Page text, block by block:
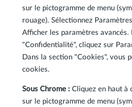
sur le pictogramme de menu
rouage). Sélectionnez
Afficher les paramètres avancés.
"Confidentialité", cliquez sur
Dans la section "Cookies", vous
cookies.
Sous Chrome :Cliquez en haut à
sur le pictogramme de menu